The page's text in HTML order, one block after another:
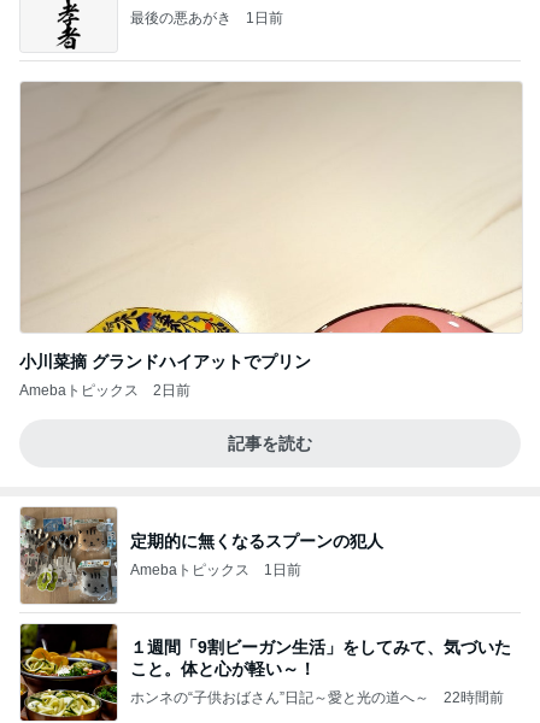
最後の悪あがき 1日前
小川菜摘 グランドハイアットでプリン
Amebaトピックス 2日前
記事を読む
定期的に無くなるスプーンの犯人
Amebaトピックス 1日前
１週間「9割ビーガン生活」をしてみて、気づいた
こと。体と心が軽い～！
ホンネの“子供おばさん”日記～愛と光の道へ～ 22時間前